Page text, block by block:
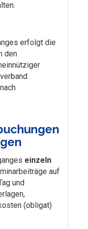
erfolgt die
den
einzeln
auf
und
(obligat)